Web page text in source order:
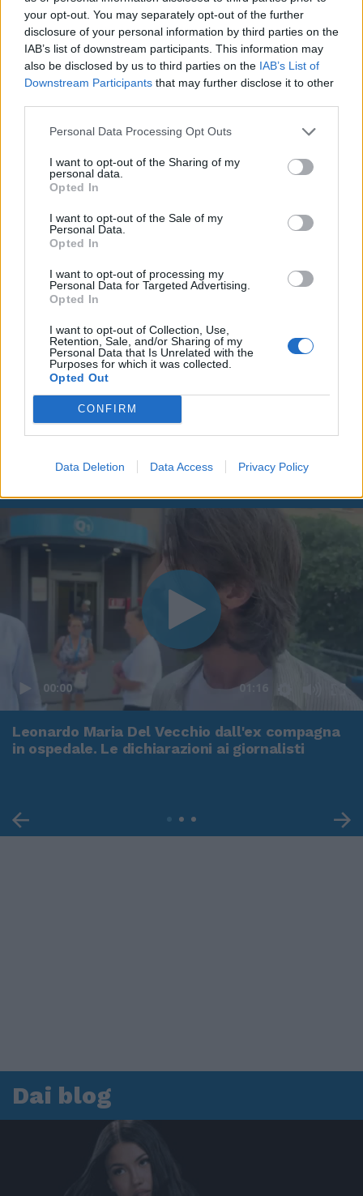
your opt-out. You may separately opt-out of the further
disclosure of your personal information by third parties on the
IAB’s list of downstream participants. This information may
also be disclosed by us to third parties on the IAB’s List of
Downstream Participants that may further disclose it to other
Personal Data Processing Opt Outs
I want to opt-out of the Sharing of my
personal data.
Opted In
I want to opt-out of the Sale of my
Personal Data.
Opted In
I want to opt-out of processing my
Personal Data for Targeted Advertising.
Opted In
I want to opt-out of Collection, Use,
Retention, Sale, and/or Sharing of my
Personal Data that Is Unrelated with the
Purposes for which it was collected.
Opted Out
CONFIRM
Data Deletion Data Access Privacy Policy
00:00 01:16
Leonardo Maria Del Vecchio dall'ex compagna
in ospedale. Le dichiarazioni ai giornalisti
Dai blog